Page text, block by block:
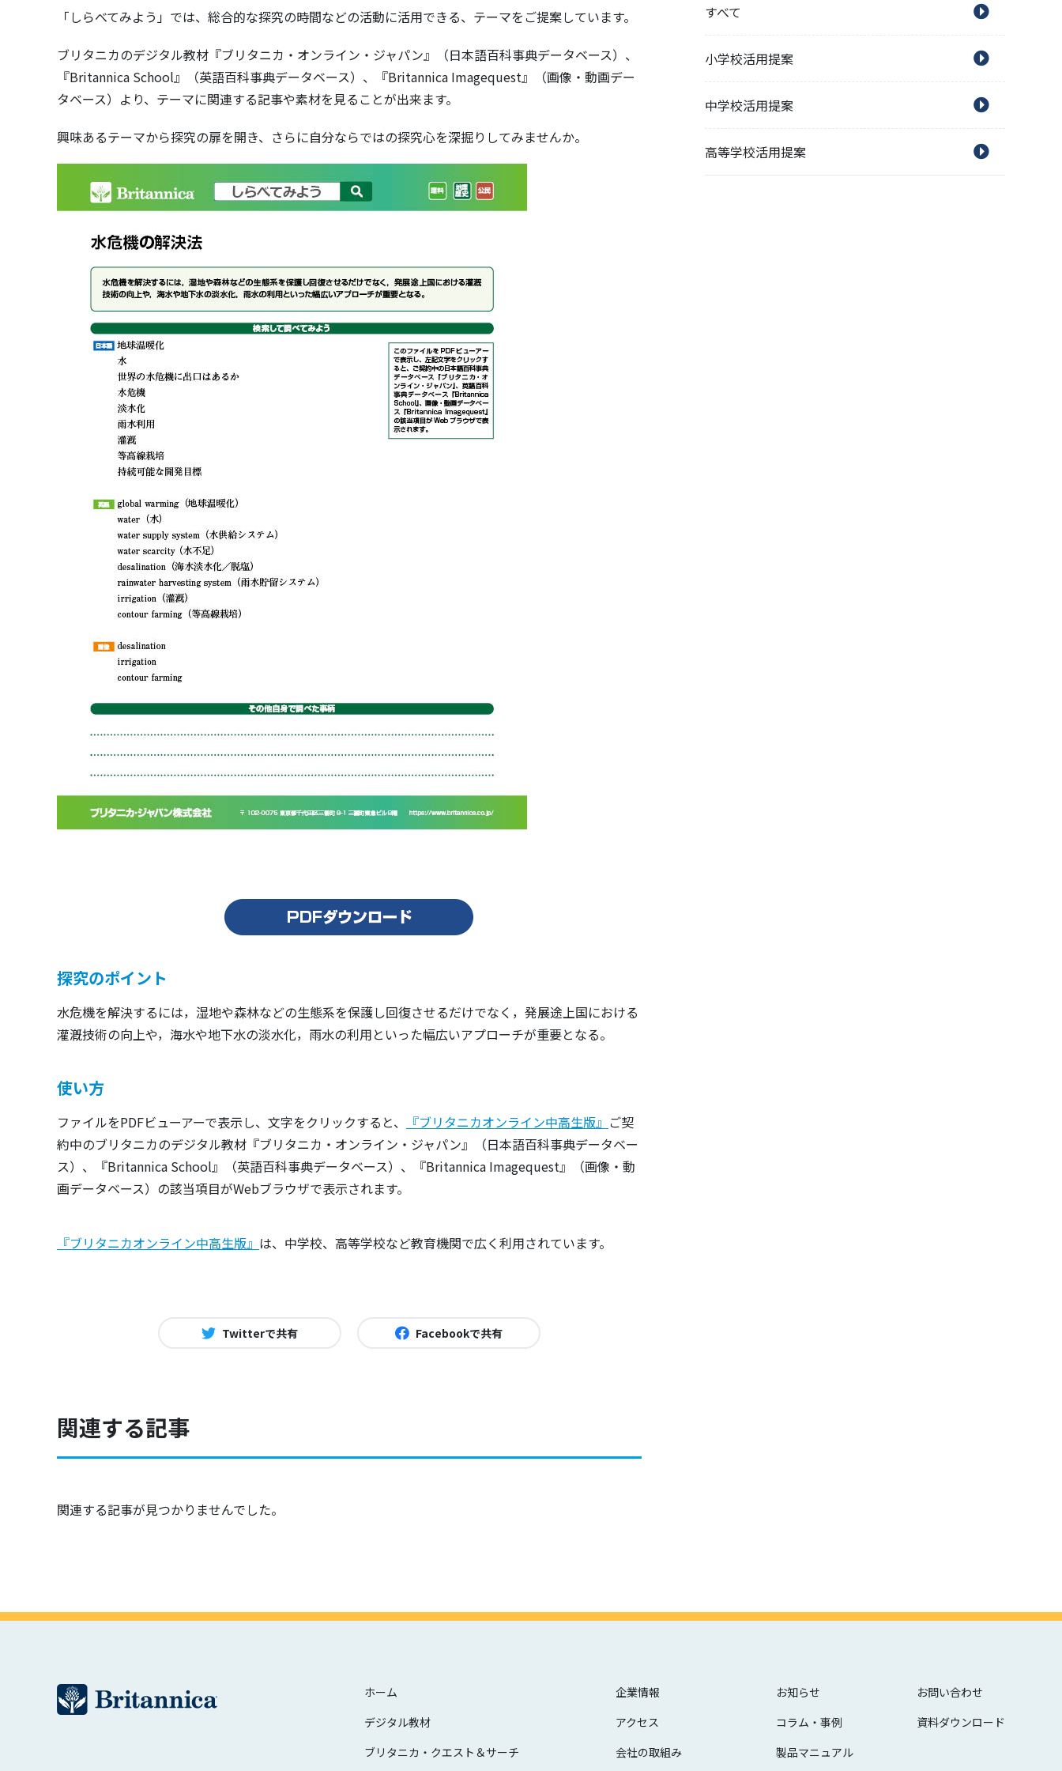
「しらべてみよう」では、総合的な探究の時間などの活動に活用できる、テーマをご提案しています。
ブリタニカのデジタル教材『ブリタニカ・オンライン・ジャパン』（日本語百科事典データベース）、
『Britannica School』（英語百科事典データベース）、『Britannica Imagequest』（画像・動画デー
タベース）より、テーマに関連する記事や素材を見ることが出来ます。
興味あるテーマから探究の扉を開き、さらに自分ならではの探究心を深掘りしてみませんか。
探究のポイント
水危機を解決するには，湿地や森林などの生態系を保護し回復させるだけでなく，発展途上国における
灌漑技術の向上や，海水や地下水の淡水化，雨水の利用といった幅広いアプローチが重要となる。
使い方
ファイルをPDFビューアーで表示し、文字をクリックすると、 『ブリタニカオンライン中高生版』 ご契
約中のブリタニカのデジタル教材『ブリタニカ・オンライン・ジャパン』（日本語百科事典データベー
ス）、『Britannica School』（英語百科事典データベース）、『Britannica Imagequest』（画像・動
画データベース）の該当項目がWebブラウザで表示されます。
『ブリタニカオンライン中高生版』 は、中学校、高等学校など教育機関で広く利用されています。
Twitterで共有 Facebookで共有
関連する記事
関連する記事が見つかりませんでした。
すべて
小学校活用提案
中学校活用提案
高等学校活用提案
ホーム
デジタル教材
ブリタニカ・クエスト＆サーチ
企業情報
アクセス
会社の取組み
お知らせ
コラム・事例
製品マニュアル
お問い合わせ
資料ダウンロード